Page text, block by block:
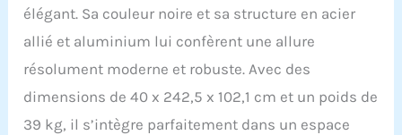
partenaire de fitness de
aider à adopter un mode
de vie sain. APP MERACH
Entraînement Intelligent :
connectez l'appareil à
élégant. Sa couleur noire et sa structure en acier
allié et aluminium lui confèrent une allure
résolument moderne et robuste. Avec des
dimensions de 40 x 242,5 x 102,1 cm et un poids de
39 kg, il s’intègre parfaitement dans un espace